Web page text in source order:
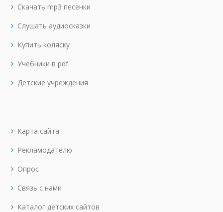
Скачать mp3 песенки
Слушать аудиосказки
Купить коляску
Учебники в pdf
Детские учреждения
Карта сайта
Рекламодателю
Опрос
Связь с нами
Каталог детских сайтов